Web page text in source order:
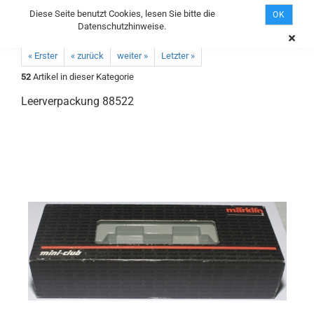
Diese Seite benutzt Cookies, lesen Sie bitte die
Datenschutzhinweise.
OK
« Erster « zurück weiter »
Letzter »
52 Artikel in dieser Kategorie
Leerverpackung 88522